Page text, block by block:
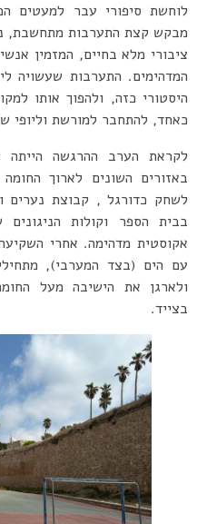
לוחשת סיפורי עבר למעטים
מבקש קצת התערבות מתחשבת,
ציבורי מלא בחיים, המזמין
המדהימים. התערבות שעשויה
היסטורי כזה, ולהפוך אותו
כאחד, להתחבר למורשת וליופי
לקראת הערב ההרגשה הייתה
באזורים השונים לארוך
לשחק כדורגל , קבוצת נערים
בבית הספר וקולות
אקוסטית מדהימה. אחרי
עם הים (בצד המערבי),
ולארגן את הישיבה מעל
בצייד.